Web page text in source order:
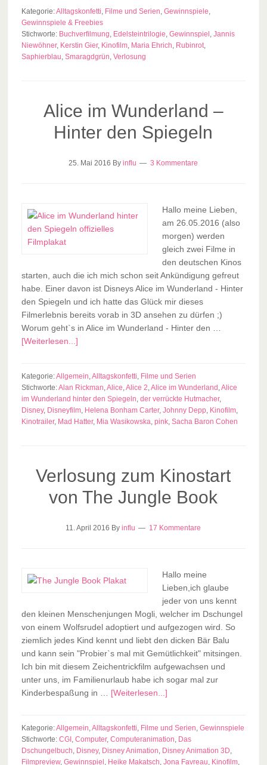
Kategorie:Alltagskonfetti, Filme und Serien, Gewinnspiele,
Gewinnspiele & Freebies
Stichworte: Buchverfilmung, Edelsteintrilogie, Gewinnspiel , Jannis
Niewöhner, Kerstin Gier, Kinofilm, Maria Ehrich, Rubinrot,
Saphierblau, Smaragdgrün, Verlosung
Alice im Wunderland –
Hinter den Spiegeln
25. Mai 2016 Byinflu 3 Kommentare
Hallo meine Lieben,
am 26.05.2016 (also
morgen) werden
gleich zwei Filme in
den deutschen Kinos
starten, auch die ich mich schon seit Ankündigung gefreut
habe. Einer davon ist Disneys Alice im Wunderland - Hinter
den Spiegeln und ich hatte das Glück mir dieses
Filmerlebnis bereits vorab in 3D ansehen zu dürfen ;)
Worum geht`s in Alice im Wunderland - Hinter den …
[Weiterlesen...]
Kategorie:Allgemein,Alltagskonfetti, Filme und Serien
Stichworte:Alan Rickman,Alice,Alice 2,Alice im Wunderland ,Alice
im Wunderland hinter den Spiegeln, der verrückte Hutmacher,
Disney, Disneyfilm, Helena Bonham Carter, Johnny Depp, Kinofilm,
Kinotrailer, Mad Hatter, Mia Wasikowska, pink, Sacha Baron Cohen
Verlosung zum Kinostart
von The Jungle Book
11. April 2016 Byinflu 17 Kommentare
Hallo meine
Lieben,ich glaube
jeder von uns kennt
den kleinen Menschenjungen Mogli, welcher im Dschungel
von einem Wolfsrudel adoptiert und aufgezogen wird. So
ziemlich jedes Kind kennt und liebt den dicken Bär Balu
und kann sein "Probier`s mal mit Gemütlichkeit" mitsingen.
Ich bin mit diesem Zeichentrickfilm aufgewachsen und
unter uns, im Familienurlaub habe ich sogar mal zur
Kinderbespaßung in … [Weiterlesen...]
Kategorie:Allgemein,Alltagskonfetti, Filme und Serien, Gewinnspiele
Stichworte: CGI , Computer, Computeranimation, Das
Dschungelbuch, Disney, Disney Animation, Disney Animation 3D,
Filmpreview, Gewinnspiel , Heike Makatsch, Jona Favreau, Kinofilm,